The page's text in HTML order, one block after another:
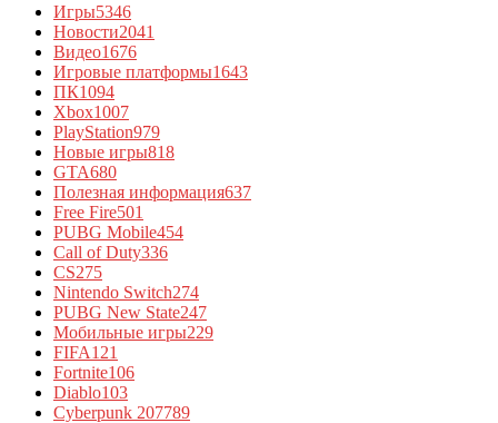
Игры5346
Новости2041
Видео1676
Игровые платформы1643
ПК1094
Xbox1007
PlayStation979
Новые игры818
GTA680
Полезная информация637
Free Fire501
PUBG Mobile454
Call of Duty336
CS275
Nintendo Switch274
PUBG New State247
Мобильные игры229
FIFA121
Fortnite106
Diablo103
Cyberpunk 207789